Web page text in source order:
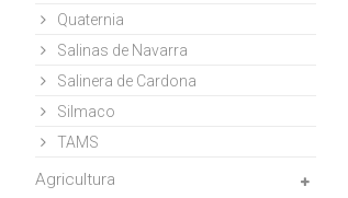
Quaternia
Salinas de Navarra
Salinera de Cardona
Silmaco
TAMS
Agricultura